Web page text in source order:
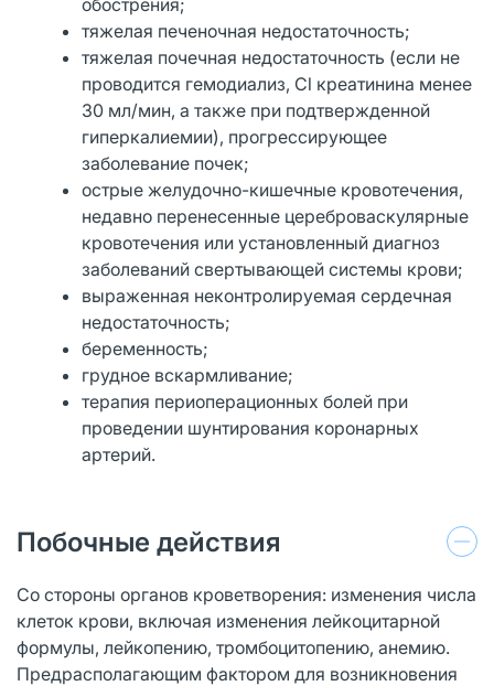
тяжелая печеночная недостаточность;
тяжелая почечная недостаточность (если не
проводится гемодиализ, Cl креатинина менее
30 мл/мин, а также при подтвержденной
гиперкалиемии), прогрессирующее
заболевание почек;
острые желудочно-кишечные кровотечения,
недавно перенесенные цереброваскулярные
кровотечения или установленный диагноз
заболеваний свертывающей системы крови;
выраженная неконтролируемая сердечная
недостаточность;
беременность;
грудное вскармливание;
терапия периоперационных болей при
проведении шунтирования коронарных
артерий.
Побочные действия
Со стороны органов кроветворения: изменения числа
клеток крови, включая изменения лейкоцитарной
формулы, лейкопению, тромбоцитопению, анемию.
Предрасполагающим фактором для возникновения